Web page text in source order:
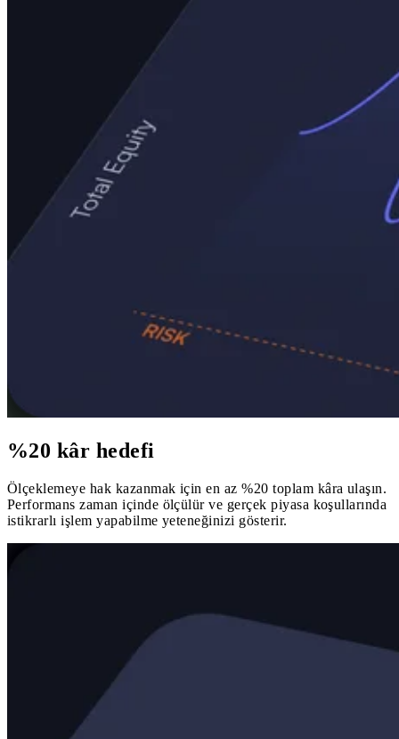
%20 kâr hedefi
Ölçeklemeye hak kazanmak için en az %20 toplam kâra ulaşın.
Performans zaman içinde ölçülür ve gerçek piyasa koşullarında
istikrarlı işlem yapabilme yeteneğinizi gösterir.